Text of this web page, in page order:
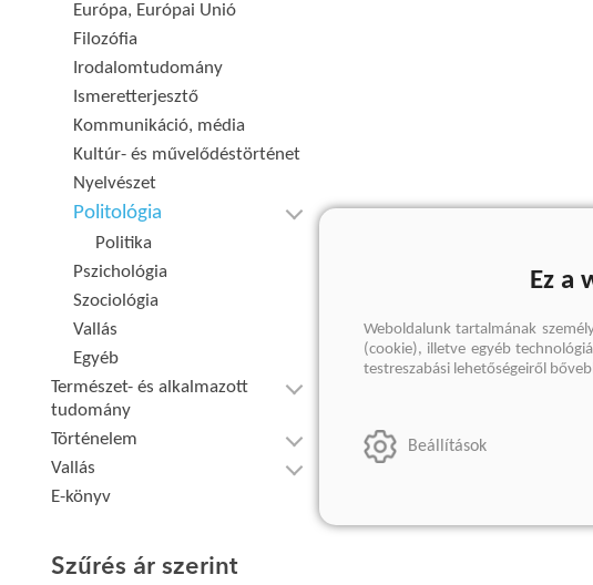
Európa, Európai Unió
Filozófia
Irodalomtudomány
Ismeretterjesztő
Kommunikáció, média
Kultúr- és művelődéstörténet
Nyelvészet
Politológia
Politika
Pszichológia
Szociológia
Vallás
Egyéb
Természet- és alkalmazott
tudomány
Történelem
Vallás
E-könyv
Szűrés ár szerint
Ez a
Weboldalunk tartalmának
(cookie), illetve egyéb
testreszabási lehetőségeiről
Beállítások